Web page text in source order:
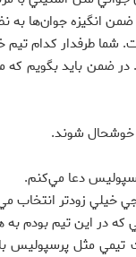
شما طرفدار كدام تيم
در ضمن بايد بگويم
خوشحال شوند.
دعا مي‌كنم.
خيلي زودتر انتخاب
در اين تيم بودم به
مثل پرسپوليس